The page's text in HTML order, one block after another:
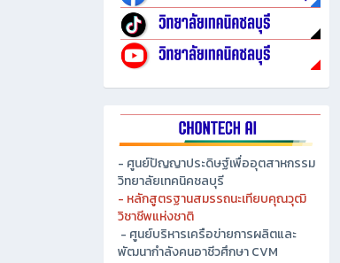
- ศูนย์ปัญญาประดิษฐ์เพื่ออุตสาหกรรม
วิทยาลัยเทคนิคชลบุรี
- หลักสูตรฐานสมรรถนะเทียบคุณวุฒิ
วิชาชีพแห่งชาติ
- ศูนย์บริหารเครือข่ายการผลิตและ
พัฒนากำลังคนอาชีวศึกษา CVM